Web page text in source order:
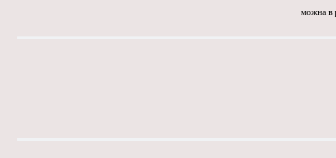
можна в